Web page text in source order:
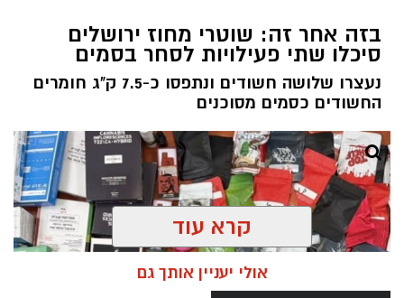
בזה אחר זה: שוטרי מחוז ירושלים
סיכלו שתי פעילויות לסחר בסמים
נעצרו שלושה חשודים ונתפסו כ-7.5 ק"ג חומרים
החשודים כסמים מסוכנים
קרא עוד
אולי יעניין אותך גם